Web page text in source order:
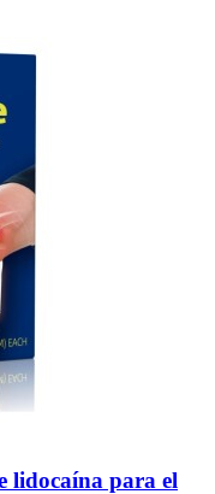
lidocaína para el